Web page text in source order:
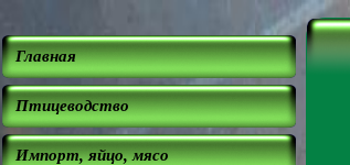
Главная
Птицеводство
Импорт, яйцо, мясо